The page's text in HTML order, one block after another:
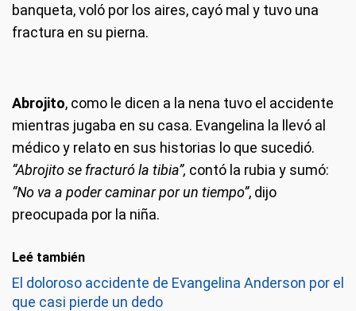
banqueta, voló por los aires, cayó mal y tuvo una
fractura en su pierna.
Abrojito, como le dicen a la nena tuvo el accidente
mientras jugaba en su casa. Evangelina la llevó al
médico y relato en sus historias lo que sucedió.
“Abrojito se fracturó la tibia”, contó la rubia y sumó:
“No va a poder caminar por un tiempo”, dijo
preocupada por la niña.
Leé también
El doloroso accidente de Evangelina Anderson por el
que casi pierde un dedo